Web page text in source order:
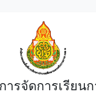
รจัดการเรียน